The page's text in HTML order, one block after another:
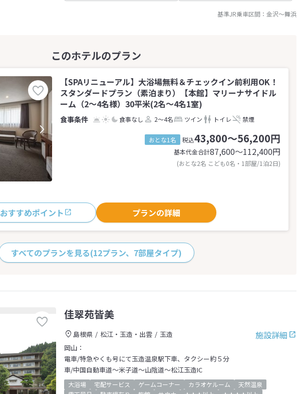
基準JR乗車区間： 金沢～舞浜
【SPAリニューアル】大浴場無料＆チェックイン前利用OK！
スタンダードプラン（素泊まり）【本館】マリーナサイドル
ーム（2〜4名様）30平米(2名～4名1室)
食事なし 2～4名 ツイン トイレ 禁煙
おとな1名 税込43,800～56,200円
基本代金合計87,600〜112,400円
(おとな2名 こども0名・1部屋/1泊2日)
おすすめポイント プランの詳細
すべてのプランを見る(12プラン、7部屋タイプ)
佳翠苑皆美
施設詳細
島根県 松江・玉造・出雲
玉造
岡山：
電車/特急やくも号にて玉造温泉駅下車、タクシー約５分
車/中国自動車道～米子道～山陰道～松江玉造IC
大浴場 宅配サービス ゲームコーナー カラオケルーム
天然温泉